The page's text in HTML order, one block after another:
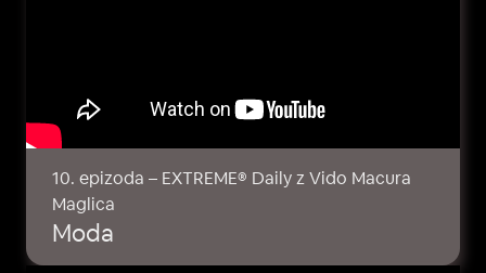
10. epizoda – EXTREME® Daily z Vido Macura
Maglica
Moda